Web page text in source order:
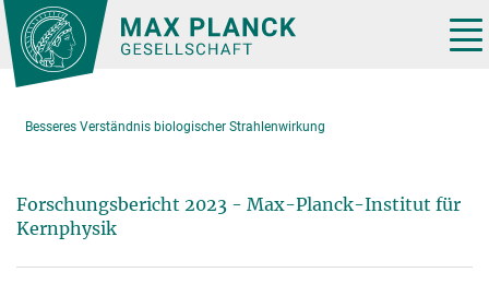
Hauptinhalt
Besseres Verständnis biologischer Strahlenwirkung
Forschungsbericht 2023 - Max-Planck-Institut für
Kernphysik